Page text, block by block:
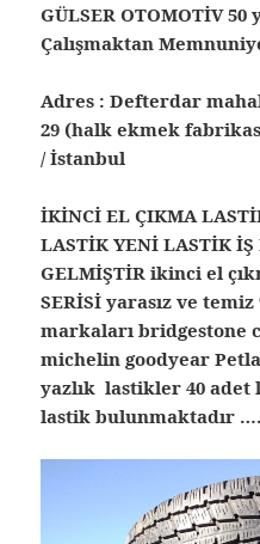
GÜLSER OTOMOTİV
Çalışmaktan
Adres : Defterdar
29 (halk ekmek
/ İstanbul
İKİNCİ EL ÇIKMA
LASTİK YENİ LASTİK
GELMİŞTİR ikinci el
SERİSİ yarasız ve temiz
markaları bridgestone
michelin goodyear
yazlık lastikler 40
lastik bulunmaktadır ….